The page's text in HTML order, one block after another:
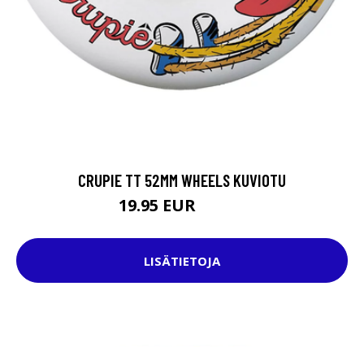
CRUPIE TT 52MM WHEELS KUVIOTU
19.95 EUR
LISÄTIETOJA